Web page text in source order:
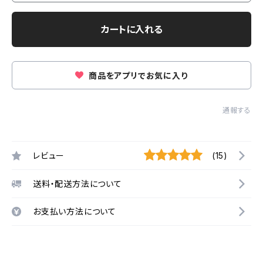
カートに入れる
商品をアプリでお気に入り
通報する
レビュー (15)
送料・配送方法について
お支払い方法について